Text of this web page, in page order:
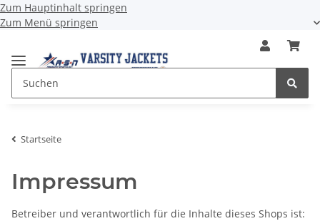
Zum Hauptinhalt springen
Zum Menü springen
Startseite
Impressum
Betreiber und verantwortlich für die Inhalte dieses Shops ist: